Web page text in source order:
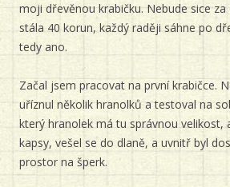
moji dřevěnou krabičku. Nebude sice
stála 40 korun, každý raději sáhne po
tedy ano.
Začal jsem pracovat na první krabičce.
uříznul několik hranolků a testoval na
který hranolek má tu správnou velikost,
kapsy, vešel se do dlaně, a uvnitř byl
prostor na šperk.